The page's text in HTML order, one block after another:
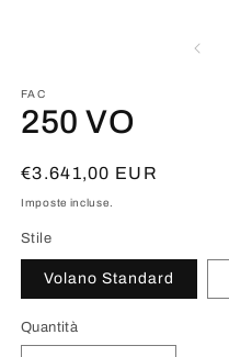
finestra
modale
FAC
250 VO
Prezzo
di
€3.641,00 EUR
Imposte incluse.
Stile
Volano Standard
Quantità